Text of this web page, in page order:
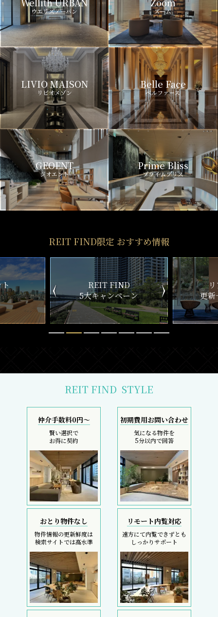
ウエリスアーバン ズーム
LIVIO MAISON
リビオメゾン
Belle Face
ベルファース
GEOENT
ジオエント
Prime Bliss
プライムブリス
REIT FIND限定 おすすめ情報
ン
リアルタイム
更新一覧チェック
新
REIT FIND STYLE
仲介手数料0円～
賢い選択で
お得に契約
初期費用お問い合わせ
気になる物件を
5分以内で回答
おとり物件なし
物件情報の更新鮮度は
検索サイトでは高水準
リモート内覧対応
遠方にて内覧できずとも
しっかりサポート